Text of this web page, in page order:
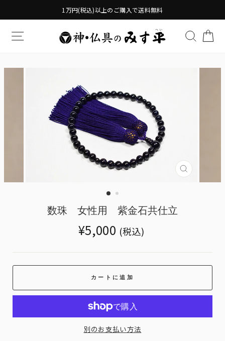
1万円(税込)以上のご購入で送料無料
TRANSLATION MISSING: 検索す
missing:
数珠 女性用 紫金石共仕立
Translation
missing:
¥5,000 (税込)
カートに追加
別のお支払い方法